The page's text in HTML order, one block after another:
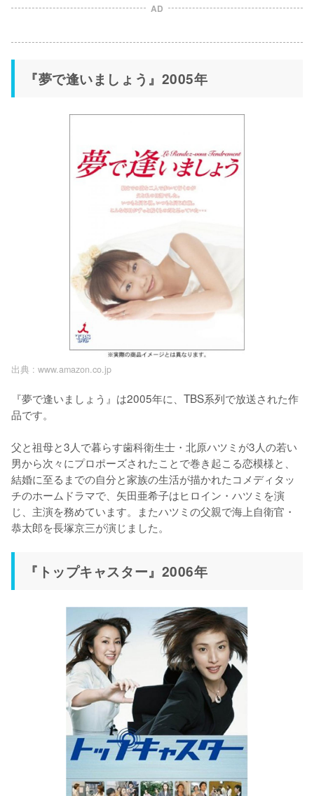
AD
『夢で逢いましょう』2005年
出典 : www.amazon.co.jp
『夢で逢いましょう』は2005年に、TBS系列で放送された作
品です。
父と祖母と3人で暮らす歯科衛生士・北原ハツミが3人の若い
男から次々にプロポーズされたことで巻き起こる恋模様と、
結婚に至るまでの自分と家族の生活が描かれたコメディタッ
チのホームドラマで、矢田亜希子はヒロイン・ハツミを演
じ、主演を務めています。またハツミの父親で海上自衛官・
恭太郎を長塚京三が演じました。
『トップキャスター』2006年